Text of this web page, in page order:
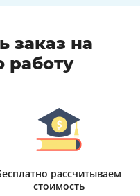
заказ на
рассчитываем
стоимость